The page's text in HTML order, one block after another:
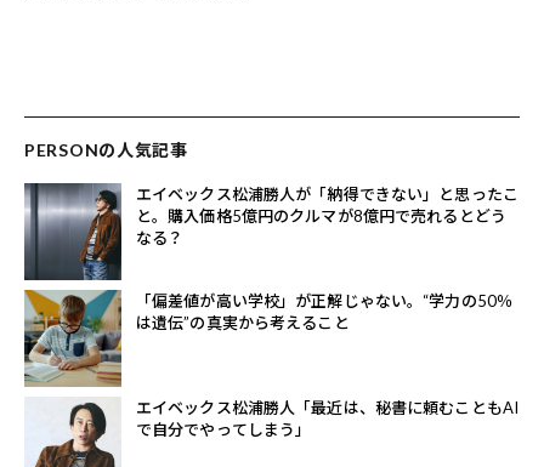
PERSONの人気記事
エイベックス松浦勝人が「納得できない」と思ったこ
と。購入価格5億円のクルマが8億円で売れるとどう
なる？
「偏差値が高い学校」が正解じゃない。“学力の50％
は遺伝”の真実から考えること
エイベックス松浦勝人「最近は、秘書に頼むこともAI
で自分でやってしまう」